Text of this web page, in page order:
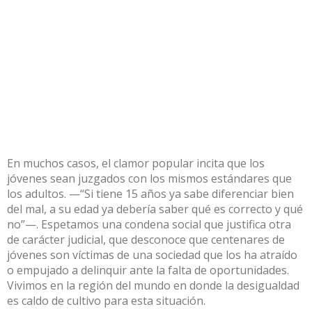
En muchos casos, el clamor popular incita que los
jóvenes sean juzgados con los mismos estándares que
los adultos. —“Si tiene 15 años ya sabe diferenciar bien
del mal, a su edad ya debería saber qué es correcto y qué
no”—. Espetamos una condena social que justifica otra
de carácter judicial, que desconoce que centenares de
jóvenes son víctimas de una sociedad que los ha atraído
o empujado a delinquir ante la falta de oportunidades.
Vivimos en la región del mundo en donde la desigualdad
es caldo de cultivo para esta situación.